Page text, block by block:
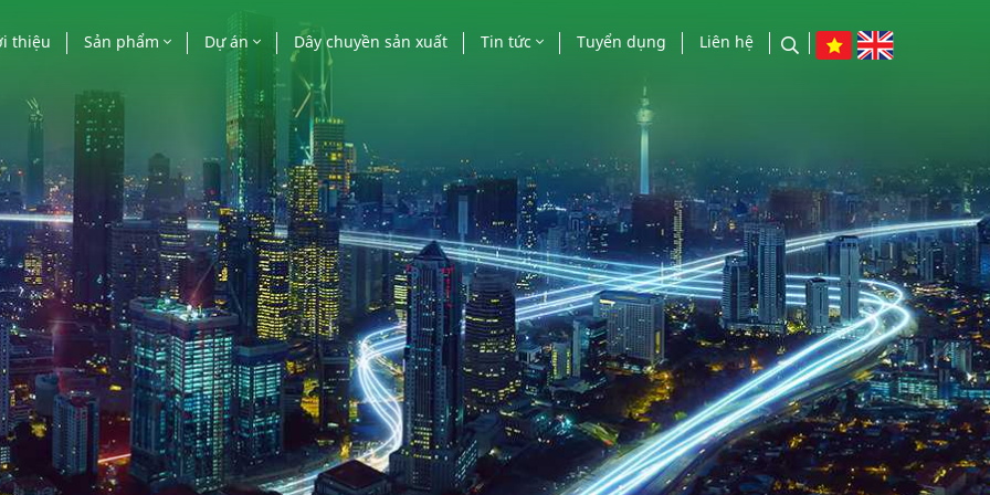
thiệu Sản phẩm
Vách mặt dựng
Lan can, mái kính, lam
nhôm
Dự án
Công trình nhà nước
Công trình cao tầng
Biệt thự, villa, khác
Dây chuyền sản xuất Tin tức
Báo chí nói về chúng tôi
Tuyển dụng Liên hệ